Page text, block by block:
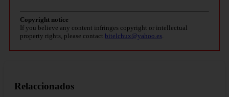
Copyright notice
If you believe any content infringes copyright or intellectual
property rights, please contact bitelchux@yahoo.es
Relaccionados